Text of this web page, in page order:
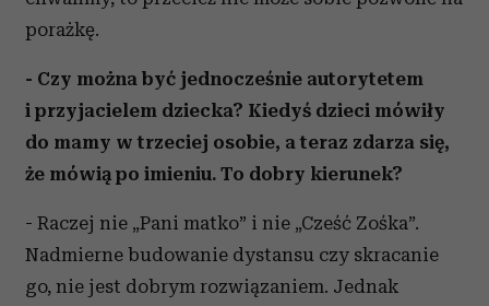
porażkę.
- Czy można być jednocześnie autorytetem
i przyjacielem dziecka? Kiedyś dzieci mówiły
do mamy w trzeciej osobie, a teraz zdarza się,
że mówią po imieniu. To dobry kierunek?
- Raczej nie „Pani matko” i nie „Cześć Zośka”.
Nadmierne budowanie dystansu czy skracanie
go, nie jest dobrym rozwiązaniem. Jednak